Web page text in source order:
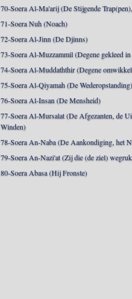
70-Soera Al-Ma'arij (De Stijgende
71-Soera Nuh (Noach)
72-Soera Al-Jinn (De Djinns)
73-Soera Al-Muzzammil (Degene gekleed in
74-Soera Al-Muddaththir (Degene
75-Soera Al-Qiyamah (De Wederopstanding)
76-Soera Al-Insan (De Mensheid)
77-Soera Al-Mursalat (De Afgezanten, de
Winden)
78-Soera An-Naba (De Aankondiging, het
79-Soera An-Nazi'at (Zij die (de ziel)
80-Soera Abasa (Hij Fronste)